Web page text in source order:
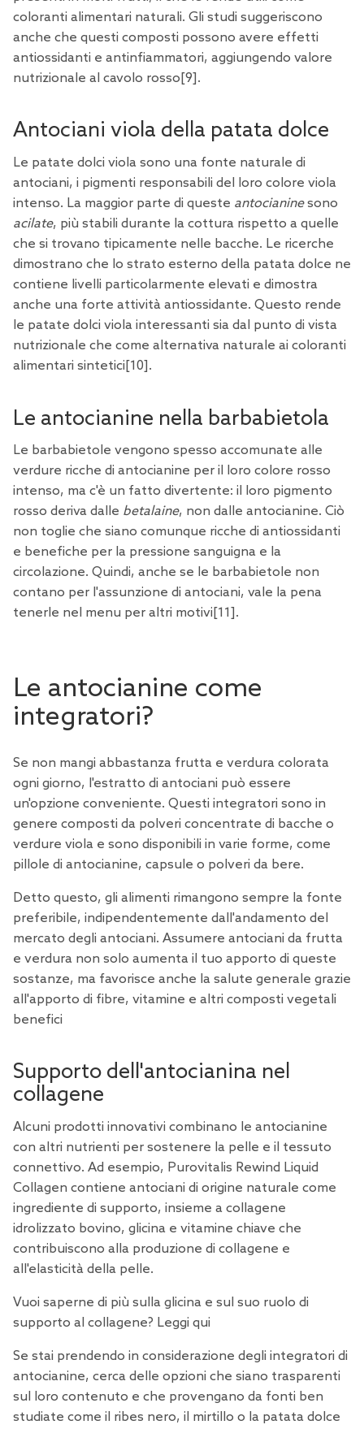
coloranti alimentari naturali. Gli studi suggeriscono
anche che questi composti possono avere effetti
antiossidanti e antinfiammatori, aggiungendo valore
nutrizionale al cavolo rosso [9].
Antociani viola della patata dolce
Le patate dolci viola sono una fonte naturale di
antociani, i pigmenti responsabili del loro colore viola
intenso. La maggior parte di queste antocianinesono
acilate, più stabili durante la cottura rispetto a quelle
che si trovano tipicamente nelle bacche. Le ricerche
dimostrano che lo strato esterno della patata dolce ne
contiene livelli particolarmente elevati e dimostra
anche una forte attività antiossidante. Questo rende
le patate dolci viola interessanti sia dal punto di vista
nutrizionale che come alternativa naturale ai coloranti
alimentari sintetici [10].
Le antocianine nella barbabietola
Le barbabietole vengono spesso accomunate alle
verdure ricche di antocianine per il loro colore rosso
intenso, ma c'è un fatto divertente: il loro pigmento
rosso deriva dalle betalaine, non dalle antocianine. Ciò
non toglie che siano comunque ricche di antiossidanti
e benefiche per la pressione sanguigna e la
circolazione. Quindi, anche se le barbabietole non
contano per l'assunzione di antociani, vale la pena
tenerle nel menu per altri motivi [11].
Le antocianine come
integratori?
Se non mangi abbastanza frutta e verdura colorata
ogni giorno, l'estratto di antociani può essere
un'opzione conveniente. Questi integratori sono in
genere composti da polveri concentrate di bacche o
verdure viola e sono disponibili in varie forme, come
pillole di antocianine, capsule o polveri da bere.
Detto questo, gli alimenti rimangono sempre la fonte
preferibile, indipendentemente dall'andamento del
mercato degli antociani. Assumere antociani da frutta
e verdura non solo aumenta il tuo apporto di queste
sostanze, ma favorisce anche la salute generale grazie
all'apporto di fibre, vitamine e altri composti vegetali
benefici
Supporto dell'antocianina nel
collagene
Alcuni prodotti innovativi combinano le antocianine
con altri nutrienti per sostenere la pelle e il tessuto
connettivo. Ad esempio, Purovitalis Rewind Liquid
Collagen contiene antociani di origine naturale come
ingrediente di supporto, insieme a collagene
idrolizzato bovino, glicina e vitamine chiave che
contribuiscono alla produzione di collagene e
all'elasticità della pelle.
Vuoi saperne di più sulla glicina e sul suo ruolo di
supporto al collagene? Leggi qui
Se stai prendendo in considerazione degli integratori di
antocianine, cerca delle opzioni che siano trasparenti
sul loro contenuto e che provengano da fonti ben
studiate come il ribes nero, il mirtillo o la patata dolce